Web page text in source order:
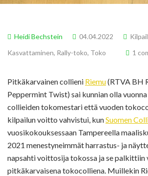
Heidi Bechstein 04.04.2022
Kasvattaminen, Rally-toko, Toko 1
Pitkäkarvainen collieni Riemu(RTVA BH
Peppermint Twist) sai kunnian olla
collieiden tokomestari että vuoden
kilpailun voitto vahvistui, kunSuomen
vuosikokouksessaan Tampereella
2021 menestyneimmät harrastus- ja
napsahti voittosija tokossa ja se palkittiin
pitkäkarvaisena tokocolliena. Muillekin